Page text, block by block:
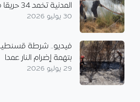
المدنية تخمد 34 حريقا في 24 ساعة
30 يوليو 2026
بتهمة إضرام النار عمدا
29 يوليو 2026